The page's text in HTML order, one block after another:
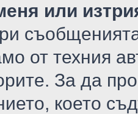
или
от техния
За да
което